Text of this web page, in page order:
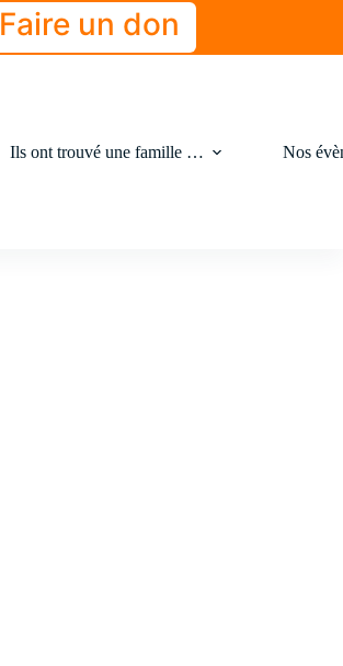
Faire un don
Ils ont trouvé une famille … Nos